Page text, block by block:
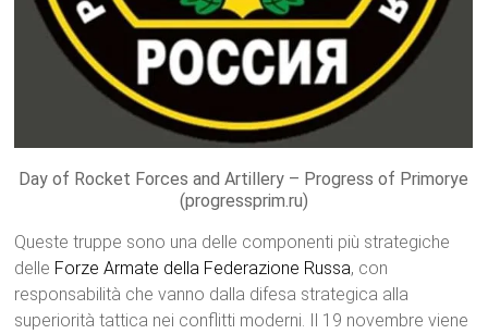
Day of Rocket Forces and Artillery – Progress of Primorye
(progressprim.ru)
Queste truppe sono una delle componenti più strategiche
delle Forze Armate della Federazione Russa, con
responsabilità che vanno dalla difesa strategica alla
superiorità tattica nei conflitti moderni. Il 19 novembre viene